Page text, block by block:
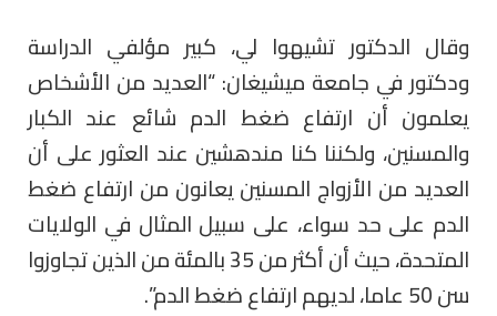
وقال الدكتور تشيهوا لي، كبير مؤلفي الدراسة
ودكتور في جامعة ميشيغان: “العديد من الأشخاص
يعلمون أن ارتفاع ضغط الدم شائع عند الكبار
والمسنين، ولكننا كنا مندهشين عند العثور على أن
العديد من الأزواج المسنين يعانون من ارتفاع ضغط
الدم على حد سواء، على سبيل المثال في الولايات
المتحدة، حيث أن أكثر من 35 بالمئة من الذين تجاوزوا
سن 50 عاما، لديهم ارتفاع ضغط الدم”.